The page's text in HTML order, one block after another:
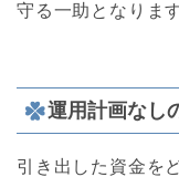
守る一助となります
運用計画なし
引き出した資金を